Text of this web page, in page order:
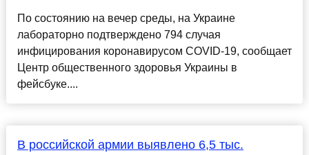
По состоянию на вечер среды, на Украине
лабораторно подтверждено 794 случая
инфицирования коронавирусом COVID-19, сообщает
Центр общественного здоровья Украины в
фейсбуке....
В российской армии выявлено 6,5 тыс.